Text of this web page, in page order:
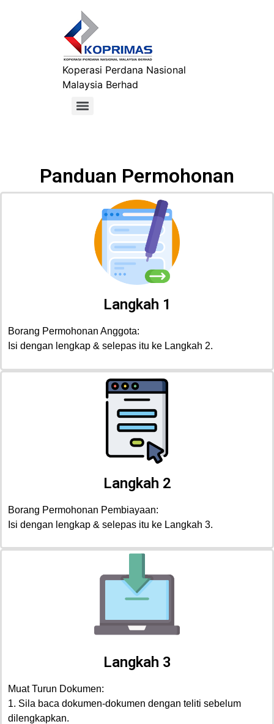
Koperasi Perdana Nasional
Malaysia Berhad
Panduan Permohonan
Langkah 1
Borang Permohonan Anggota:
Isi dengan lengkap & selepas itu ke Langkah 2.
Langkah 2
Borang Permohonan Pembiayaan:
Isi dengan lengkap & selepas itu ke Langkah 3.
Langkah 3
Muat Turun Dokumen:
1. Sila baca dokumen-dokumen dengan teliti sebelum
dilengkapkan.